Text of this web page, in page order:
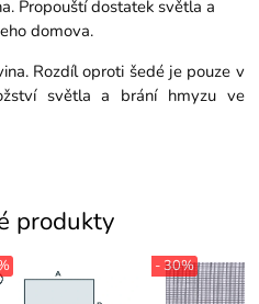
Propouští dostatek světla a
domova.
Rozdíl oproti šedé je pouze v
světla a brání hmyzu ve
produkty
- 30%